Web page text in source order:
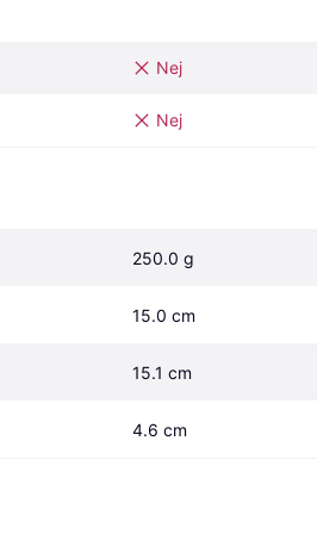
Nej
Nej
250.0 g
15.0 cm
15.1 cm
4.6 cm